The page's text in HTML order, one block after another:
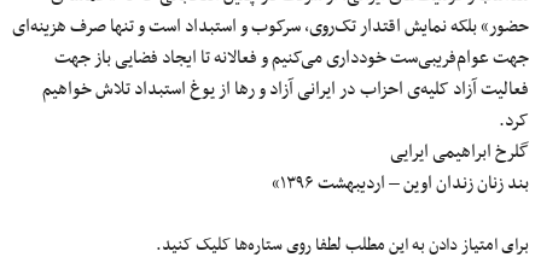
حضور» بلکه نمایش اقتدار تک‌روی، سرکوب و استبداد است و تنها صرف هزینه‌ای
جهت عوام‌فریبی‌ست خودداری می‌کنیم و فعالانه تا ایجاد فضایی باز جهت
فعالیت آزاد کلیه‌ی احزاب در ایرانی آزاد و رها از یوغ استبداد تلاش خواهیم
کرد.
گلرخ ابراهیمی ایرایی
بند زنان زندان اوین – اردیبهشت ۱۳۹۶»
برای امتیاز دادن به این مطلب لطفا روی ستاره‌ها کلیک کنید.